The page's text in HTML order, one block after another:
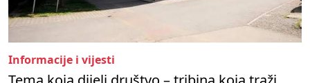
Informacije i vijesti